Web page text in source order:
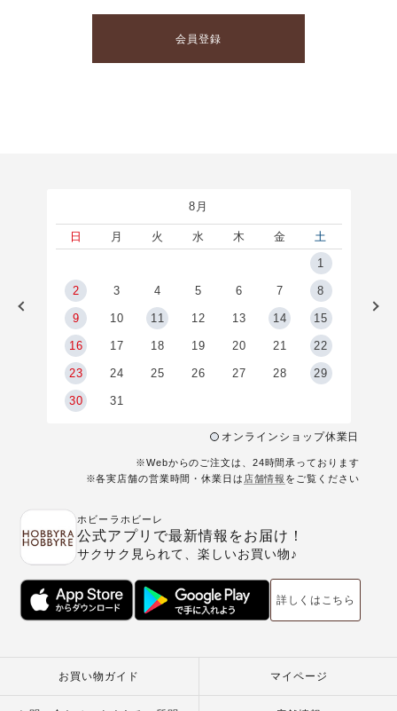
会員登録
8月
日 月 火 水 木 金
土
1
2 3 4 5 6 7 8
9 10 11 12 13 14 15
16 17 18 19 20 21 22
23 24 25 26 27 28 29
30 31
オンラインショップ休業日
※Webからのご注文は、24時間承っております
※各実店舗の営業時間・休業日は 店舗情報 をご覧ください
ホビーラホビーレ
公式アプリで最新情報をお届け！
サクサク見られて、楽しいお買い物♪
詳しくはこちら
お買い物ガイド マイページ